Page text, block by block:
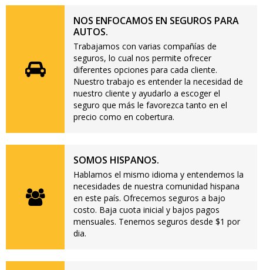
NOS ENFOCAMOS EN SEGUROS PARA
AUTOS.
Trabajamos con varias compañías de
seguros, lo cual nos permite ofrecer
diferentes opciones para cada cliente.
Nuestro trabajo es entender la necesidad de
nuestro cliente y ayudarlo a escoger el
seguro que más le favorezca tanto en el
precio como en cobertura.
SOMOS HISPANOS.
Hablamos el mismo idioma y entendemos la
necesidades de nuestra comunidad hispana
en este país. Ofrecemos seguros a bajo
costo. Baja cuota inicial y bajos pagos
mensuales. Tenemos seguros desde $1 por
dia.